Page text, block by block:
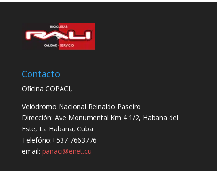
Contacto
Oficina COPACI,
Velódromo Nacional Reinaldo Paseiro
Dirección: Ave Monumental Km 4 1/2, Habana del
Este, La Habana, Cuba
Telefóno:+537 7663776
email: panaci@enet.cu